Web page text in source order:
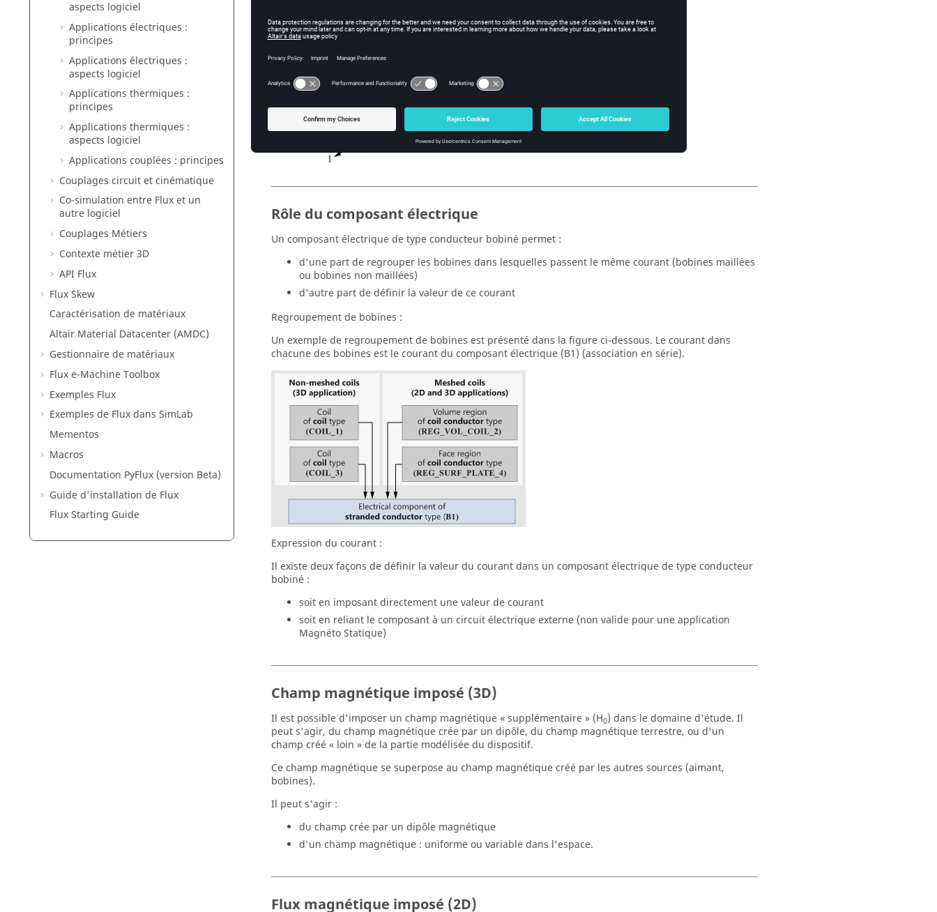
aspects logiciel
Applications électriques :
principes
Applications électriques :
aspects logiciel
Applications thermiques :
principes
Applications thermiques :
aspects logiciel
Applications couplées : principes
Couplages circuit et cinématique
Co-simulation entre Flux et un
autre logiciel
Couplages Métiers
Contexte métier 3D
API Flux
Flux Skew
Caractérisation de matériaux
Altair Material Datacenter (AMDC)
Gestionnaire de matériaux
Flux e-Machine Toolbox
Exemples Flux
Exemples de Flux dans SimLab
Mementos
Macros
Documentation PyFlux (version Beta)
Guide d'installation de Flux
Flux Starting Guide
I est le courant dans une spire
Rôle du composant électrique
Un composant électrique de type conducteur bobiné permet :
d'une part de regrouper les bobines dans lesquelles passent le même courant (bobines maillées
ou bobines non maillées)
d'autre part de définir la valeur de ce courant
Regroupement de bobines :
Un exemple de regroupement de bobines est présenté dans la figure ci-dessous. Le courant dans
chacune des bobines est le courant du composant électrique (B1) (association en série).
Expression du courant :
Il existe deux façons de définir la valeur du courant dans un composant électrique de type conducteur
bobiné :
soit en imposant directement une valeur de courant
soit en reliant le composant à un circuit électrique externe (non valide pour une application
Magnéto Statique)
Champ magnétique imposé (3D)
Il est possible d'imposer un champ magnétique « supplémentaire » (H0) dans le domaine d'étude. Il
peut s'agir, du champ magnétique crée par un dipôle, du champ magnétique terrestre, ou d'un
champ créé « loin » de la partie modélisée du dispositif.
Ce champ magnétique se superpose au champ magnétique créé par les autres sources (aimant,
bobines).
Il peut s'agir :
du champ crée par un dipôle magnétique
d'un champ magnétique : uniforme ou variable dans l'espace.
Flux magnétique imposé (2D)